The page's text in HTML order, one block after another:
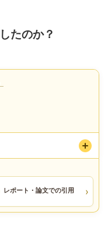
たのか？
レポート・論文での引用 ›